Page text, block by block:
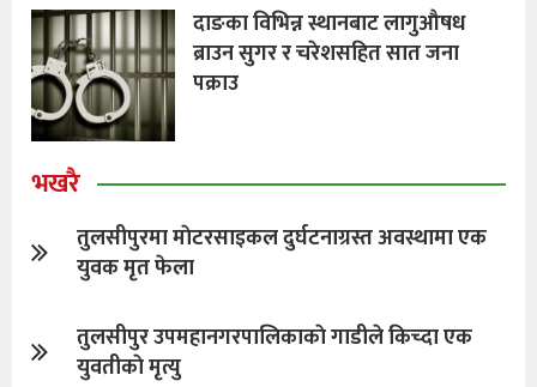
दाङका विभिन्न स्थानबाट लागुऔषध
ब्राउन सुगर र चरेशसहित सात जना
पक्राउ
भखरै
तुलसीपुरमा माेटरसाइकल दुर्घटनाग्रस्त अवस्थामा एक
युवक मृत फेला
तुलसीपुर उपमहानगरपालिकाकाे गाडीले किच्दा एक
युवतीकाे मृत्यु